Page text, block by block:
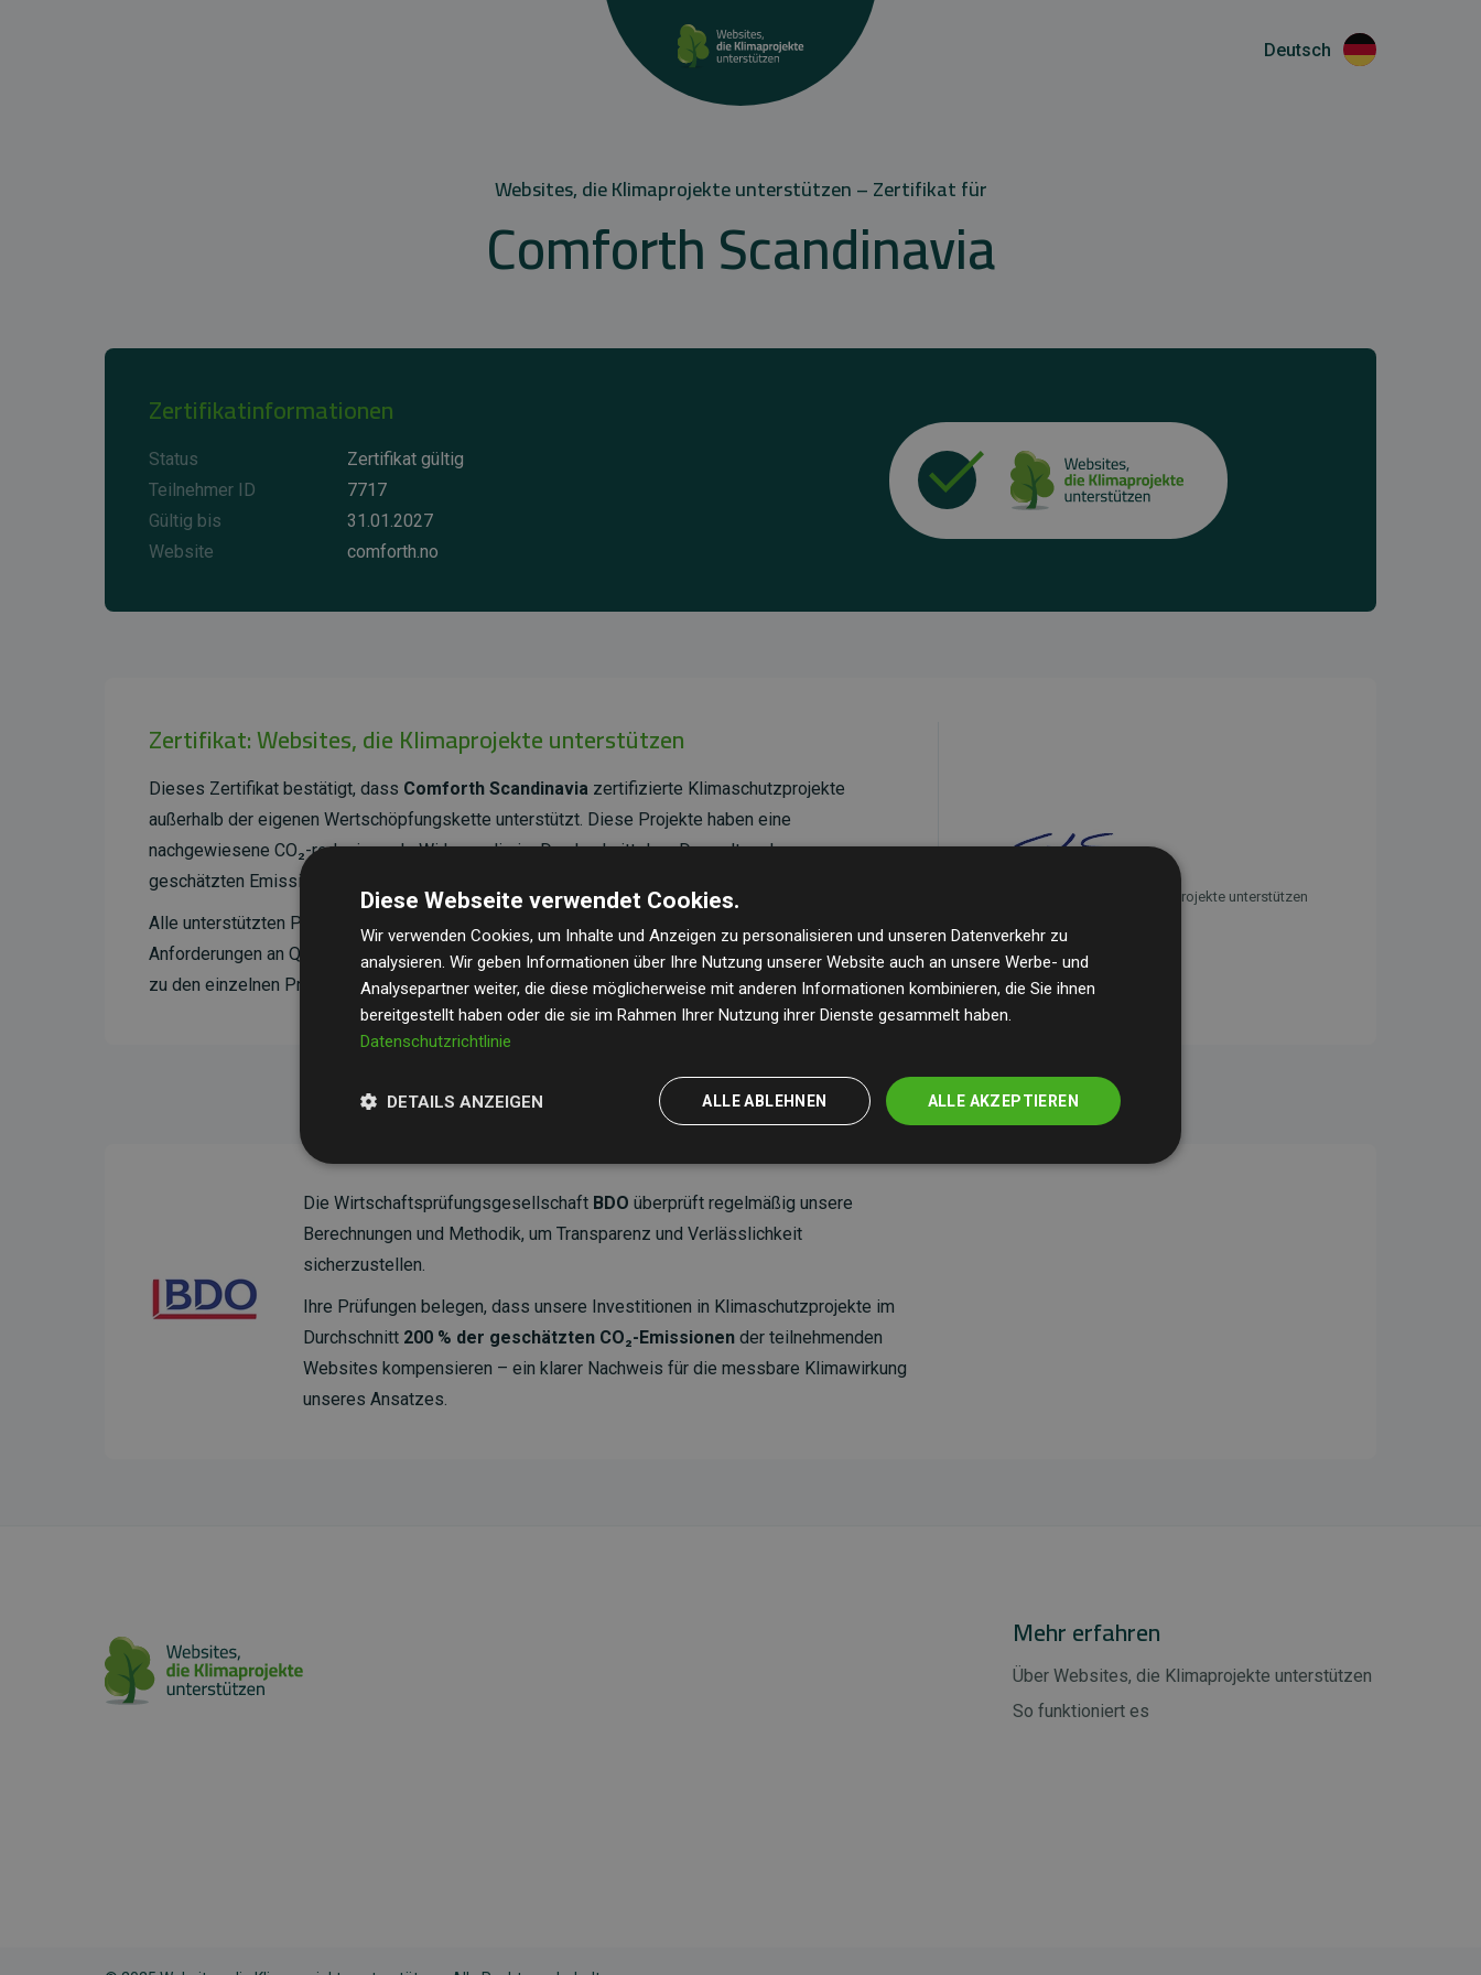
Deutsch
Websites, die Klimaprojekte unterstützen – Zertifikat für
Comforth Scandinavia
Zertifikatinformationen
Status
Zertifikat gültig
Teilnehmer ID
7717
Gültig bis
31.01.2027
Website
comforth.no
Zertifikat: Websites, die Klimaprojekte unterstützen
Dieses Zertifikat bestätigt, dass Comforth Scandinavia zertifizierte Klimaschutzprojekte
außerhalb der eigenen Wertschöpfungskette unterstützt. Diese Projekte haben eine
nachgewiesene CO₂-reduzierende Wirkung, die im Durchschnitt dem Doppelten der
geschätzten Emissionen der Website entspricht.
Alle unterstützten Projekte werden durch
Anforderungen an Qualität, tatsächliche Klimawirkung und Transparenz. Weitere Informationen
zu den einzelnen Projekten findenSie hier.
Initiative Websites, die Klimaprojekte unterstützen
Die Wirtschaftsprüfungsgesellschaft BDO überprüft regelmäßig unsere
Berechnungen und Methodik, um Transparenz und Verlässlichkeit
sicherzustellen.
Ihre Prüfungen belegen, dass unsere Investitionen in Klimaschutzprojekte im
Durchschnitt 200 % der geschätzten CO₂-Emissionen der teilnehmenden
Websites kompensieren – ein klarer Nachweis für die messbare Klimawirkung
unseres Ansatzes.
Mehr erfahren
Über Websites, die Klimaprojekte unterstützen
So funktioniert es
Diese Webseite verwendet Cookies.
Wir verwenden Cookies, um Inhalte und Anzeigen zu personalisieren und unseren Datenverkehr zu
analysieren. Wir geben Informationen über Ihre Nutzung unserer Website auch an unsere Werbe- und
Analysepartner weiter, die diese möglicherweise mit anderen Informationen kombinieren, die Sie ihnen
bereitgestellt haben oder die sie im Rahmen Ihrer Nutzung ihrer Dienste gesammelt haben.
Datenschutzrichtlinie
ALLE AKZEPTIEREN
ALLE ABLEHNEN
DETAILS ANZEIGEN